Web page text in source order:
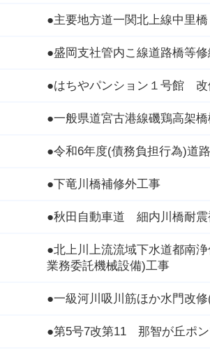
●主要地方道一関北上線中里
●盛岡支社管内こ線道路橋等
●はちやパンション１号館 改
●一般県道宮古港線磯鶏高架
●令和6年度(債務負担行為)道
●下竜川橋補修外工事
●秋田自動車道 細内川橋耐震
●北上川上流流域下水道都南
業務委託機械設備)工事
●一級河川吸川筋ほか水門改
●第5号7改第11 那智が丘ポ